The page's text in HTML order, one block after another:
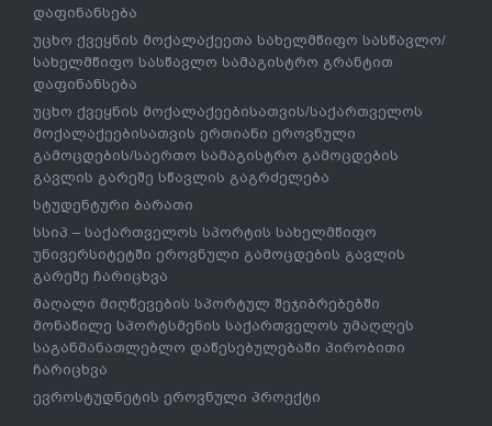
დაფინანსება
უცხო ქვეყნის მოქალაქეეთა სახელმწიფო სასწავლო/
სახელმწიფო სასწავლო სამაგისტრო გრანტით
დაფინანსება
უცხო ქვეყნის მოქალაქეებისათვის/საქართველოს
მოქალაქეებისათვის ერთიანი ეროვნული
გამოცდების/საერთო სამაგისტრო გამოცდების
გავლის გარეშე სწავლის გაგრძელება
სტუდენტური ბარათი
სსიპ – საქართველოს სპორტის სახელმწიფო
უნივერსიტეტში ეროვნული გამოცდების გავლის
გარეშე ჩარიცხვა
მაღალი მიღწევების სპორტულ შეჯიბრებებში
მონაწილე სპორტსმენის საქართველოს უმაღლეს
საგანმანათლებლო დაწესებულებაში პირობითი
ჩარიცხვა
ევროსტუდნეტის ეროვნული პროექტი